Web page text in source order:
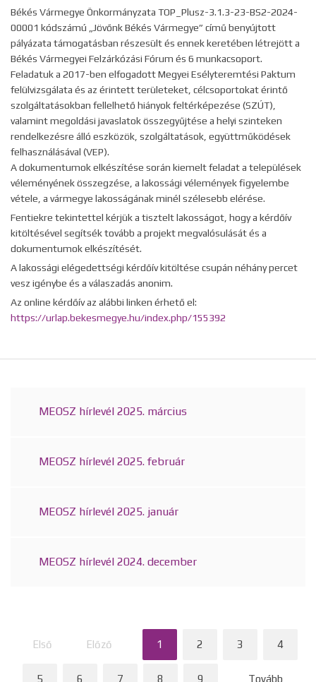
Békés Vármegye Önkormányzata TOP_Plusz-3.1.3-23-BS2-2024-
00001 kódszámú „Jövőnk Békés Vármegye” című benyújtott
pályázata támogatásban részesült és ennek keretében létrejött a
Békés Vármegyei Felzárkózási Fórum és 6 munkacsoport.
Feladatuk a 2017-ben elfogadott Megyei Esélyteremtési Paktum
felülvizsgálata és az érintett területeket, célcsoportokat érintő
szolgáltatásokban fellelhető hiányok feltérképezése (SZÚT),
valamint megoldási javaslatok összegyűjtése a helyi szinteken
rendelkezésre álló eszközök, szolgáltatások, együttműködések
felhasználásával (VEP).
A dokumentumok elkészítése során kiemelt feladat a települések
véleményének összegzése, a lakossági vélemények figyelembe
vétele, a vármegye lakosságának minél szélesebb elérése.
Fentiekre tekintettel kérjük a tisztelt lakosságot, hogy a kérdőív
kitöltésével segítsék tovább a projekt megvalósulását és a
dokumentumok elkészítését.
A lakossági elégedettségi kérdőív kitöltése csupán néhány percet
vesz igénybe és a válaszadás anonim.
Az online kérdőív az alábbi linken érhető el:
https://urlap.bekesmegye.hu/index.php/155392
MEOSZ hírlevél 2025. március
MEOSZ hírlevél 2025. február
MEOSZ hírlevél 2025. január
MEOSZ hírlevél 2024. december
Első Előző 1 2 3 4
5 6 7 8 9 Tovább